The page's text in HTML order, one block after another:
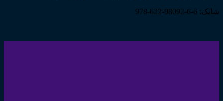
شابک: 6-6-98092-622-978